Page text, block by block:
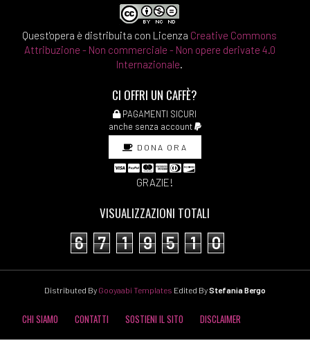
Quest'opera è distribuita con Licenza Creative Commons
Attribuzione - Non commerciale - Non opere derivate 4.0
Internazionale.
CI OFFRI UN CAFFÈ?
PAGAMENTI SICURI
anche senza account
DONA ORA
GRAZIE!
VISUALIZZAZIONI TOTALI
6 7 1 9 5 1 0
Distributed By Gooyaabi Templates Edited ByStefania Bergo
CHI SIAMO CONTATTI SOSTIENI IL SITO DISCLAIMER